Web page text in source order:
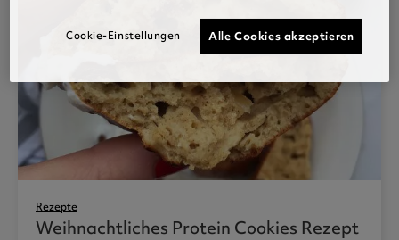
Rezepte
Weihnachtliches Protein Cookies Rezept
Alle Cookies akzeptieren
Cookie-Einstellungen